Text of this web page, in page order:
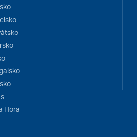
Hora